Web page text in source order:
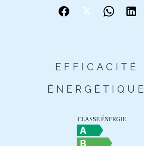
EFFICACITÉ
ÉNERGÉTIQUE